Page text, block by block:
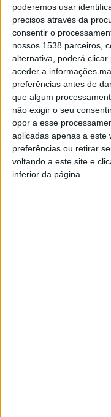
poderemos usar
precisos através da
consentir o
nossos 1538 parceiros,
alternativa, poderá
aceder a informações
preferências antes de
que algum
não exigir o seu
opor a esse
aplicadas apenas a este
preferências ou retirar
voltando a este site e
inferior da página.
Esta foi a segunda
de na sexta-feira um
em Abação,
novo coronavírus.
Também sabe que
instituição de
anos de idade,